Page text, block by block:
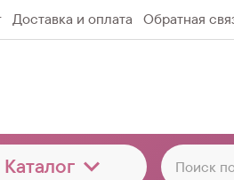
Доставка и оплата Обратная
Каталог